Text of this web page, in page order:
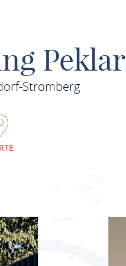
Peklar
Stromberg